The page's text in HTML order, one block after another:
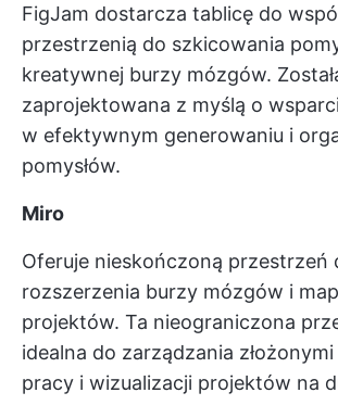
FigJam dostarcza tablicę do
przestrzenią do szkicowania
kreatywnej burzy mózgów.
zaprojektowana z myślą o
w efektywnym generowaniu i
pomysłów.
Miro
Oferuje nieskończoną przestrzeń
rozszerzenia burzy mózgów i
projektów. Ta nieograniczona
idealna do zarządzania
pracy i wizualizacji projektów na